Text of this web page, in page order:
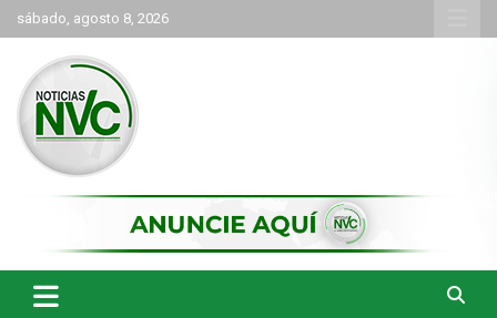
Saltar
al
contenido
sábado, agosto 8, 2026
NVC Noticias